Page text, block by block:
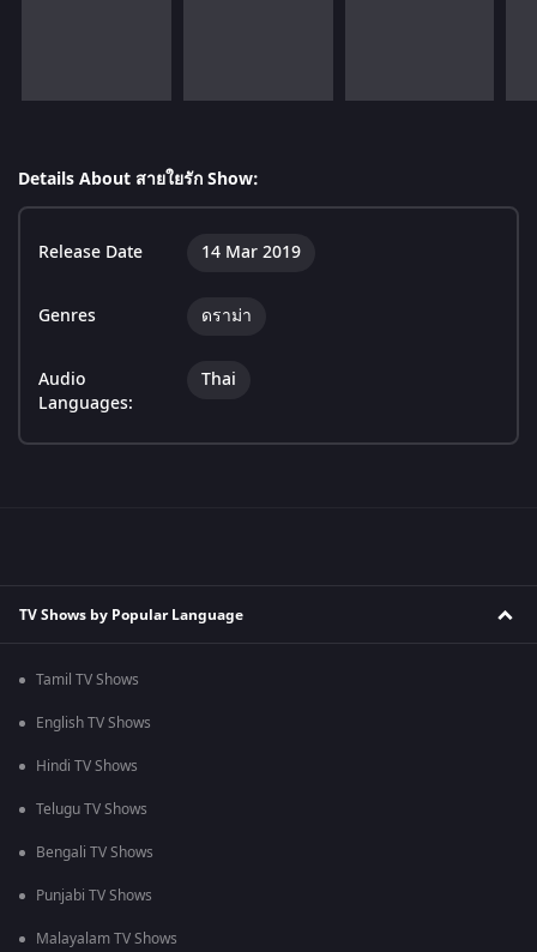
Details About สายใยรัก Show:
Release Date 14 Mar 2019
Genres ดราม่า
Audio
Languages:
Thai
TV Shows by Popular Language
Tamil TV Shows
English TV Shows
Hindi TV Shows
Telugu TV Shows
Bengali TV Shows
Punjabi TV Shows
Malayalam TV Shows